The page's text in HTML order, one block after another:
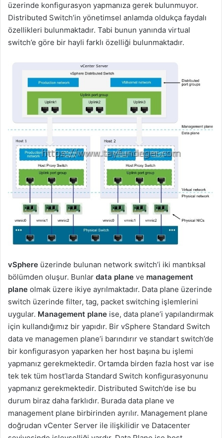
üzerinde konfigurasyon yapmanıza gerek bulunmuyor.
Distributed Switch’in yönetimsel anlamda oldukça faydalı
özellikleri bulunmaktadır. Tabi bunun yanında virtual
switch’e göre bir hayli farklı özelliği bulunmaktadır.
vSphere üzerinde bulunan network switch’i iki mantıksal
bölümden oluşur. Bunlar data plane ve management
plane olmak üzere ikiye ayrılmaktadır. Data plane üzerinde
switch üzerinde filter, tag, packet switching işlemlerini
uygular. Management plane ise, data plane’i yapılandırmak
için kullandığımız bir yapıdır. Bir vSphere Standard Switch
data ve managemen plane’i barındırır ve standart switch’de
bir konfigurasyon yaparken her host başına bu işlemi
yapmanız gerekmektedir. Ortamda birden fazla host var ise
tek tek tüm host’larda Standard Switch konfigurasyonunu
yapmanız gerekmektedir. Distributed Switch’de ise bu
durum biraz daha farklıdır. Burada data plane ve
management plane birbirinden ayrılır. Management plane
doğrudan vCenter Server ile ilişkilidir ve Datacenter